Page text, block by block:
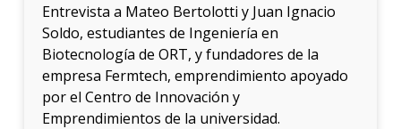
Entrevista a Mateo Bertolotti y Juan Ignacio
Soldo, estudiantes de Ingeniería en
Biotecnología de ORT, y fundadores de la
empresa Fermtech, emprendimiento apoyado
por el Centro de Innovación y
Emprendimientos de la universidad.